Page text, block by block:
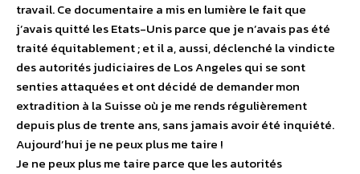
travail. Ce documentaire a mis en lumière le fait que
j’avais quitté les Etats-Unis parce que je n’avais pas été
traité équitablement ; et il a, aussi, déclenché la vindicte
des autorités judiciaires de Los Angeles qui se sont
senties attaquées et ont décidé de demander mon
extradition à la Suisse où je me rends régulièrement
depuis plus de trente ans, sans jamais avoir été inquiété.
Aujourd’hui je ne peux plus me taire !
Je ne peux plus me taire parce que les autorités